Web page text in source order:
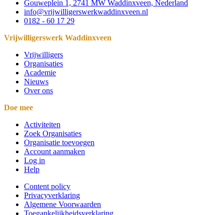
Gouweplein 1, 2741 MW Waddinxveen, Nederland
info@vrijwilligerswerkwaddinxveen.nl
0182 - 60 17 29
Vrijwilligerswerk Waddinxveen
Vrijwilligers
Organisaties
Academie
Nieuws
Over ons
Doe mee
Activiteiten
Zoek Organisaties
Organisatie toevoegen
Account aanmaken
Log in
Help
Content policy
Privacyverklaring
Algemene Voorwaarden
Toegankelijkheidsverklaring